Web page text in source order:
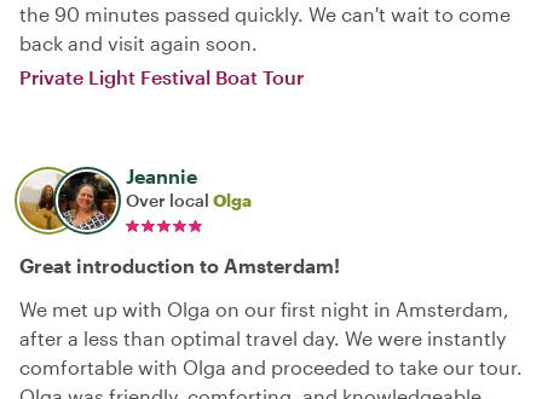
the 90 minutes passed quickly. We can't wait to come
back and visit again soon.
Private Light‌ ‌Festival‌ ‌Boat‌ ‌Tour‌
Jeannie
Over local Olga
Great introduction to Amsterdam!
We met up with Olga on our first night in Amsterdam,
after a less than optimal travel day. We were instantly
comfortable with Olga and proceeded to take our tour.